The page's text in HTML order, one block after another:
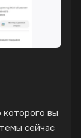
вы
сейчас